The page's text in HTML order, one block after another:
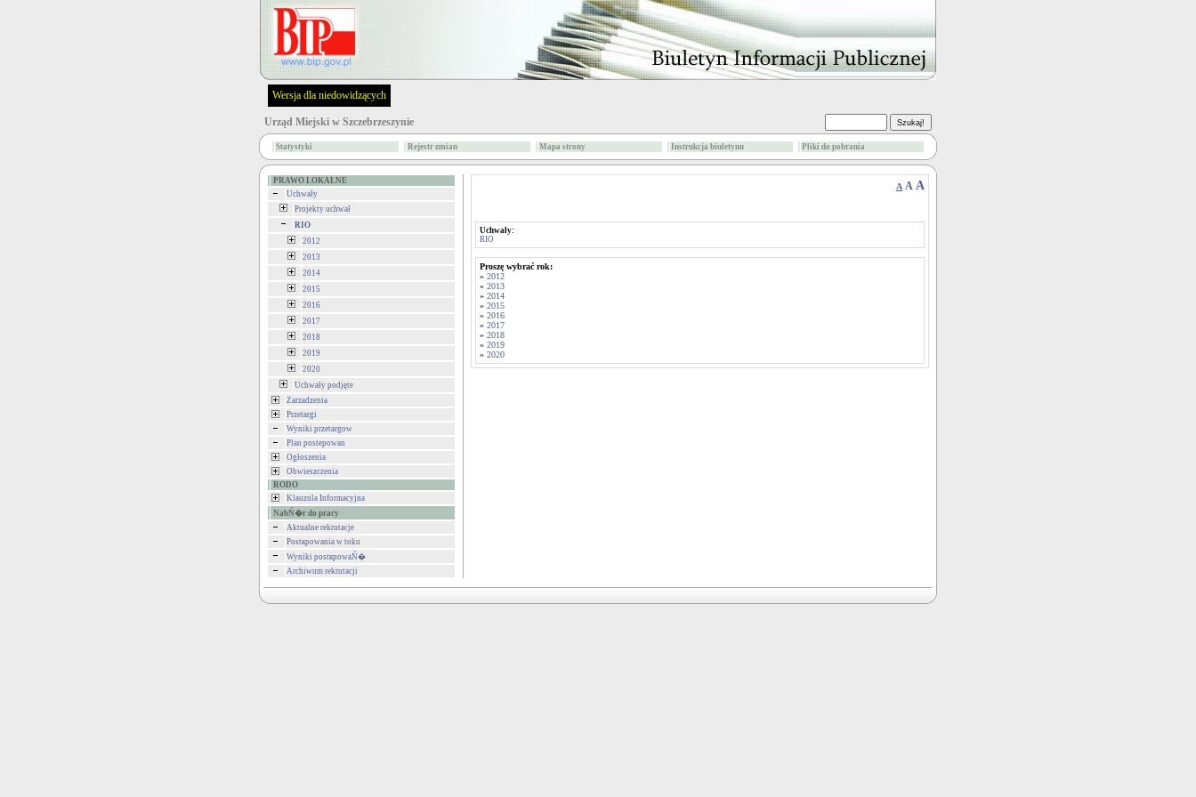
Wersja dla niedowidzących
Urząd Miejski w Szczebrzeszynie
Statystyki Rejestr zmian Mapa strony Instrukcja biuletynu Pliki do pobrania
PRAWO LOKALNE
Uchwały
Projekty uchwał
RIO
2012
2013
2014
2015
2016
2017
2018
2019
2020
Uchwały podjęte
Zarzadzenia
Przetargi
Wyniki przetargow
Plan postepowan
Ogłoszenia
Obwieszczenia
RODO
Klauzula Informacyjna
NabŃ�r do pracy
Aktualne rekrutacje
Postкpowania w toku
Wyniki postкpowaŃ�
Archiwum rekrutacji
A A A
Uchwały:
RIO
Proszę wybrać rok:
» 2012
» 2013
» 2014
» 2015
» 2016
» 2017
» 2018
» 2019
» 2020